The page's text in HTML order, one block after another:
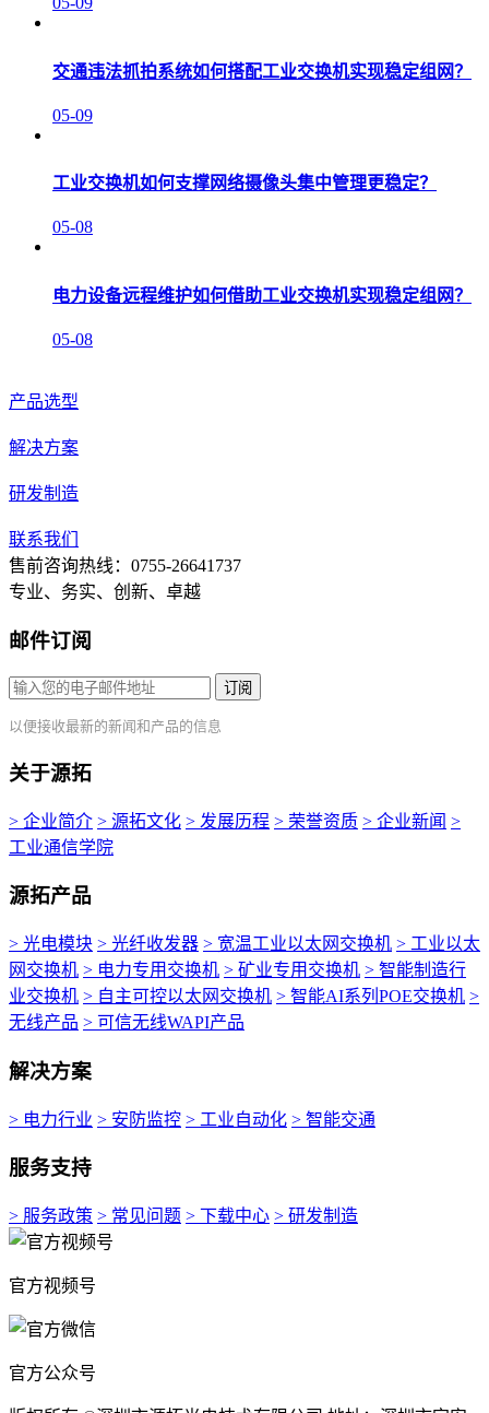
交通违法抓拍系统如何搭配工业交换机实现稳定组网？
05-09
工业交换机如何支撑网络摄像头集中管理更稳定？
05-08
电力设备远程维护如何借助工业交换机实现稳定组网？
05-08
产品选型
解决方案
研发制造
联系我们
售前咨询热线：0755-26641737
专业、务实、创新、卓越
邮件订阅
订阅
以便接收最新的新闻和产品的信息
关于源拓
> 企业简介 > 源拓文化 > 发展历程 > 荣誉资质 > 企业新闻 >
工业通信学院
源拓产品
> 光电模块 > 光纤收发器 > 宽温工业以太网交换机 > 工业以太
网交换机 > 电力专用交换机 > 矿业专用交换机 > 智能制造行
业交换机 > 自主可控以太网交换机 > 智能AI系列POE交换机 >
无线产品 > 可信无线WAPI产品
解决方案
> 电力行业 > 安防监控 > 工业自动化 > 智能交通
服务支持
> 服务政策 > 常见问题 > 下载中心 > 研发制造
官方视频号
官方公众号